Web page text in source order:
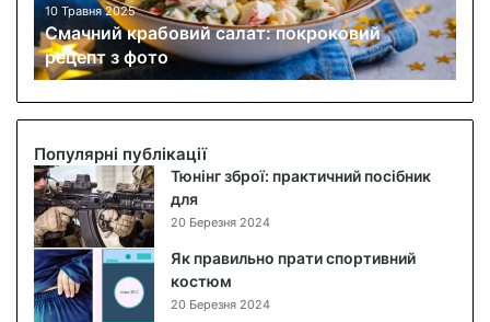
к
р
а
б
о
в
и
й
с
а
л
а
т
:
10 Травня 2025
Смачний крабовий салат: покроковий
рецепт з фото
Популярні публікації
Тюнінг зброї: практичний посібник
для
20 Березня 2024
Як правильно прати спортивний
костюм
20 Березня 2024